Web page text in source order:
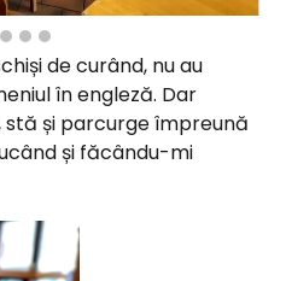
de curând, nu au
în engleză. Dar
și parcurge împreună
și făcându-mi